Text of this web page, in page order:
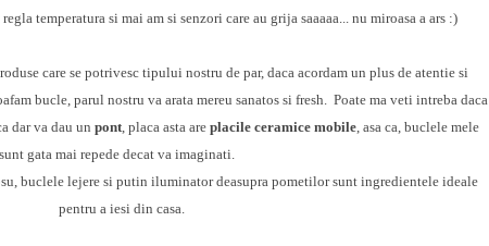
temperatura si mai am si senzori care au grija saaaaa... nu miroasa a ars :)
care se potrivesc tipului nostru de par, daca acordam un plus de atentie si
bucle, parul nostru va arata mereu sanatos si fresh. Poate ma veti intreba daca
dar va dau un pont, placa asta areplacile ceramice mobile, asa ca, buclele mele
sunt gata mai repede decat va imaginati.
buclele lejere si putin iluminator deasupra pometilor sunt ingredientele ideale
pentru a iesi din casa.